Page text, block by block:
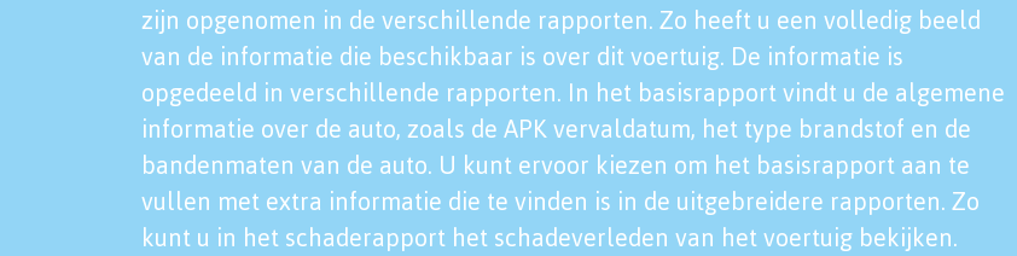
zijn opgenomen in de verschillende rapporten. Zo heeft u een volledig beeld
van de informatie die beschikbaar is over dit voertuig. De informatie is
opgedeeld in verschillende rapporten. In het basisrapport vindt u de algemene
informatie over de auto, zoals de APK vervaldatum, het type brandstof en de
bandenmaten van de auto. U kunt ervoor kiezen om het basisrapport aan te
vullen met extra informatie die te vinden is in de uitgebreidere rapporten. Zo
kunt u in het schaderapport het schadeverleden van het voertuig bekijken.